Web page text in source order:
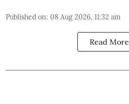
Published on: 08 Aug 2026, 11:32 am
Read More